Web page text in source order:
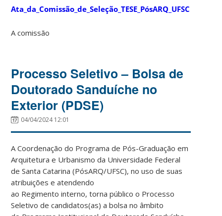
Ata_da_Comissão_de_Seleção_TESE_PósARQ_UFSC
A comissão
Processo Seletivo – Bolsa de
Doutorado Sanduíche no
Exterior (PDSE)
04/04/2024 12:01
A Coordenação do Programa de Pós-Graduação em
Arquitetura e Urbanismo da Universidade Federal
de Santa Catarina (PósARQ/UFSC), no uso de suas
atribuições e atendendo
ao Regimento interno, torna público o Processo
Seletivo de candidatos(as) a bolsa no âmbito